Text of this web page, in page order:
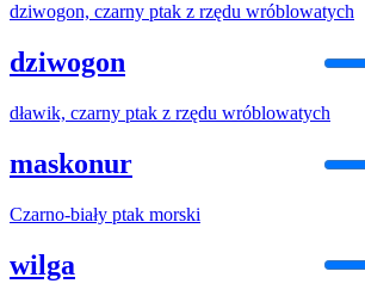
dziwogon, czarny ptak z rzędu wróblowatych
dziwogon
dławik, czarny ptak z rzędu wróblowatych
maskonur
Czarno-biały ptak morski
wilga